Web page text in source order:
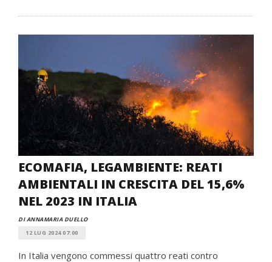
ECOMAFIA, LEGAMBIENTE: REATI
AMBIENTALI IN CRESCITA DEL 15,6%
NEL 2023 IN ITALIA
DI ANNAMARIA DUELLO
12 LUG 2024 07:00
In Italia vengono commessi quattro reati contro